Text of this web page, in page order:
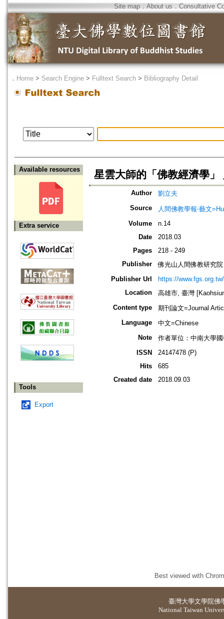
Site map．About us ． Consultative
． Home > Search Engine > Fulltext Search > Bibliography Detail
Available resources
Extra service
Tools
Export
星雲大師的「佛教經濟學」
Author
劉立夫
Source
人間佛教學報‧藝文
Volume
n.14
Date
2018.03
Pages
218 - 249
Publisher
佛光山人間佛教研究院
Publisher Url
https://www.fgs.org.tw/
Location
高雄市, 臺灣
Content type
期刊論文=Journal
Language
中文=Chinese
Note
作者單位：中南大學
ISSN
24147478 (P)
Hits
685
Created date
2018.09.03
Best viewed with
臺灣大學文學院佛
National Taiwan